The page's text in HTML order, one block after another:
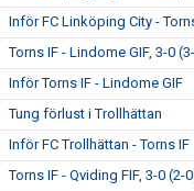
Inför FC Linköping City -
Torns IF - Lindome GIF, 3-0
Inför Torns IF - Lindome GIF
Tung förlust i Trollhättan
Inför FC Trollhättan - Torns IF
Torns IF - Qviding FIF, 3-0 (2-